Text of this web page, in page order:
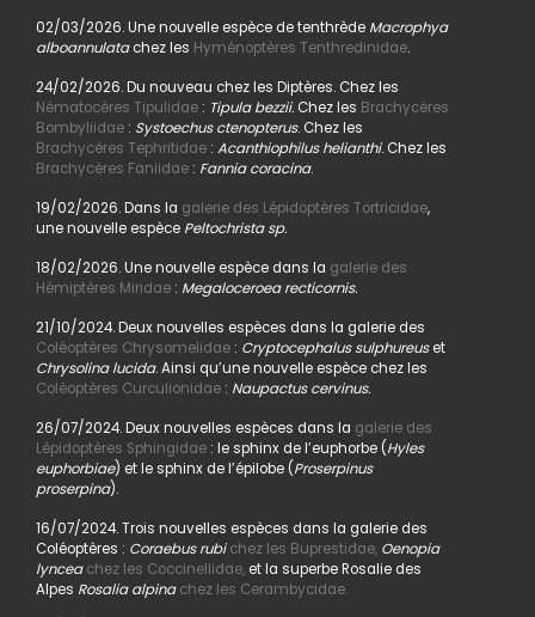
02/03/2026. Une nouvelle espèce de tenthrède Macrophya
alboannulatachez les Hyménoptères Tenthredinidae.
24/02/2026. Du nouveau chez les Diptères. Chez les
Nématocères Tipulidae: Tipula bezzii. Chez les Brachycères
Bombyliidae: Systoechus ctenopterus. Chez les
Brachycères Tephritidae: Acanthiophilus helianthi. Chez les
Brachycères Faniidae: Fannia coracina.
19/02/2026. Dans la galerie des Lépidoptères Tortricidae,
une nouvelle espèce Peltochrista sp.
18/02/2026. Une nouvelle espèce dans la galerie des
Hémiptères Miridae: Megaloceroea recticornis.
21/10/2024. Deux nouvelles espèces dans la galerie des
Coléoptères Chrysomelidae: Cryptocephalus sulphureuset
Chrysolina lucida. Ainsi qu’une nouvelle espèce chez les
Coléoptères Curculionidae : Naupactus cervinus.
26/07/2024. Deux nouvelles espèces dans la galerie des
Lépidoptères Sphingidae: le sphinx de l’euphorbe (Hyles
euphorbiae) et le sphinx de l’épilobe (Proserpinus
proserpina).
16/07/2024. Trois nouvelles espèces dans la galerie des
Coléoptères : Coraebus rubi chez les Buprestidae, Oenopia
lyncea chez les Coccinellidae,et la superbe Rosalie des
Alpes Rosalia alpina chez les Cerambycidae.